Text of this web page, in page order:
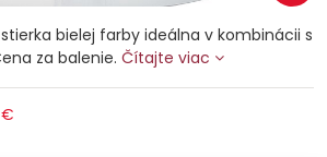
bielej farby ideálna v kombinácii s
za balenie. Čítajte viac
€